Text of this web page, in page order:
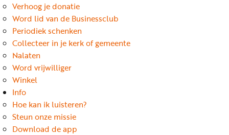
Verhoog je donatie
Word lid van de Businessclub
Periodiek schenken
Collecteer in je kerk of gemeente
Nalaten
Word vrijwilliger
Winkel
Info
Hoe kan ik luisteren?
Steun onze missie
Download de app
Winkel
Privacy
reglement
Algemene
voorwaarden